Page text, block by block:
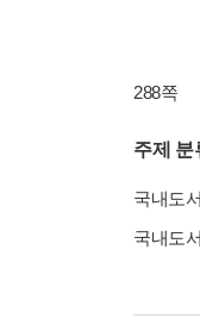
288쪽
주제 분
국내도
국내도